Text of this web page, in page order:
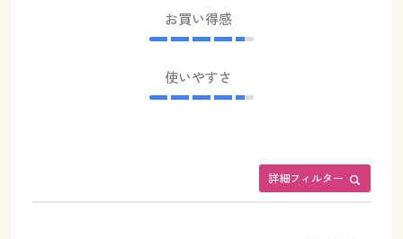
お買い得感
使いやすさ
詳細フィルター